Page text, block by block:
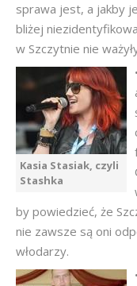
sprawa jest, a jakby
bliżej
w Szczytnie nie
Kasia Stasiak, czyli
Stashka
by powiedzieć, że
nie zawsze są oni
włodarzy.